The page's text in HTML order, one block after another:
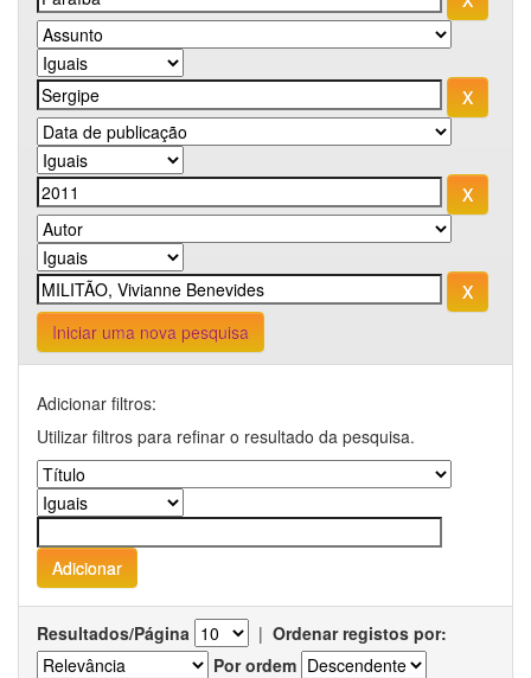
Iniciar uma nova pesquisa
Adicionar filtros:
Utilizar filtros para refinar o resultado da pesquisa.
Resultados/Página | Ordenar registos por:
Por ordem